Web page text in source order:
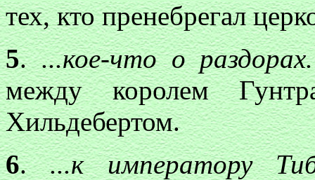
тех, кто пренебрегал
5....кое-что о
между королем
Хильдебертом.
6....к императору